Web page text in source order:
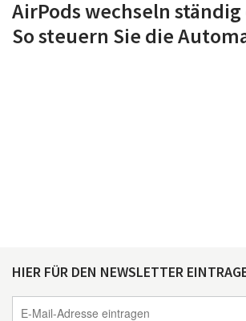
AirPods wechseln ständig
So steuern Sie die
HIER FÜR DEN NEWSLETTER